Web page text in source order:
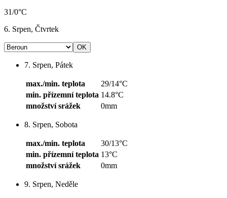
31/0°C
6. Srpen, Čtvrtek
7. Srpen, Pátek
max./min. teplota
29/14°C
min. přízemní teplota 14.8°C
množství srážek
0mm
8. Srpen, Sobota
max./min. teplota
30/13°C
min. přízemní teplota 13°C
množství srážek
0mm
9. Srpen, Neděle